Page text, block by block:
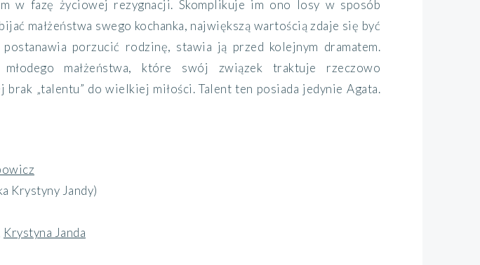
w fazę życiowej rezygnacji. Skomplikuje im ono losy w sposób
małżeństwa swego kochanka, największą wartością zdaje się być
porzucić rodzinę, stawia ją przed kolejnym dramatem.
małżeństwa, które swój związek traktuje rzeczowo
„talentu” do wielkiej miłości. Talent ten posiada jedynie Agata.
Krystyny Jandy)
Krystyna Janda